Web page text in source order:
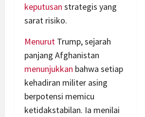
keputusan strategis yang
sarat risiko.
Menurut Trump, sejarah
panjang Afghanistan
menunjukkan bahwa setiap
kehadiran militer asing
berpotensi memicu
ketidakstabilan. Ia menilai